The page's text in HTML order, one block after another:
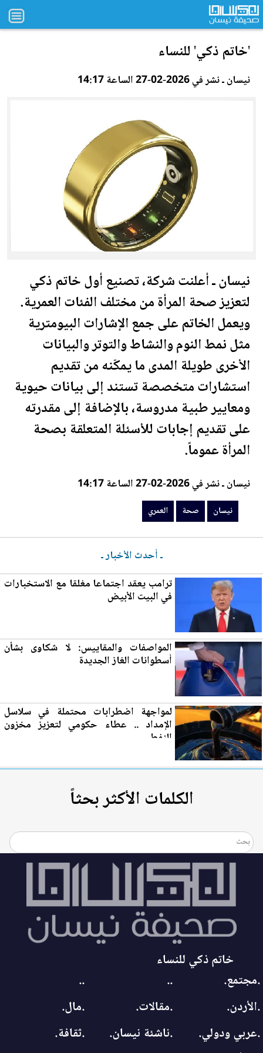
'خاتم ذكي' للنساء
نيسان ـ نشر في 2026-02-27 الساعة 14:17
نيسان ـ أعلنت شركة، تصنيع أول خاتم ذكي
لتعزيزصحةالمرأة من مختلف الفئاتالعمرية.
ويعمل الخاتم على جمع الإشارات البيومترية
مثل نمط النوم والنشاط والتوتر والبيانات
الأخرى طويلة المدى ما يمكّنه من تقديم
استشارات متخصصة تستند إلى بيانات حيوية
ومعايير طبية مدروسة، بالإضافة إلى مقدرته
على تقديم إجابات للأسئلة المتعلقة بصحة
المرأة عموماً.
نيسان ـ نشر في 2026-02-27 الساعة 14:17
نيسان صحة العمري
ـ أحدث الأخبار ـ
ترامب يعقد اجتماعا مغلقا مع الاستخبارات
في البيت الأبيض
المواصفات والمقاييس: لا شكاوى بشأن
أسطوانات الغازالجديدة
لمواجهة اضطرابات محتملة في سلاسل
الإمداد .. عطاء حكومي لتعزيز مخزون
النفط
الكلمات الأكثر بحثاً
خاتم ذكي للنساء
.مجتمع.
..
..
.الأردن.
.مقالات.
.مال.
.عربي ودولي.
.ناشئة نيسان.
.ثقافة.